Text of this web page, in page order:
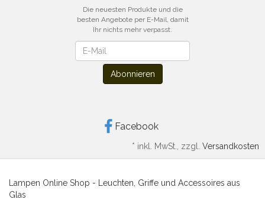
Die neuesten Produkte und die
besten Angebote per E-Mail, damit
Ihr nichts mehr verpasst.
Abonnieren
Facebook
* inkl. MwSt., zzgl. Versandkosten
Lampen Online Shop - Leuchten, Griffe und Accessoires aus
Glas